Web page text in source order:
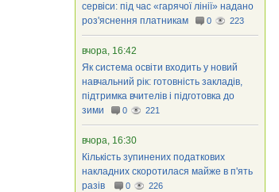
сервіси: під час «гарячої лінії» надано
роз'яснення платникам
0 223
вчора, 16:42
Як система освіти входить у новий
навчальний рік: готовність закладів,
підтримка вчителів і підготовка до
зими
0 221
вчора, 16:30
Кількість зупинених податкових
накладних скоротилася майже в п'ять
разів
0 226